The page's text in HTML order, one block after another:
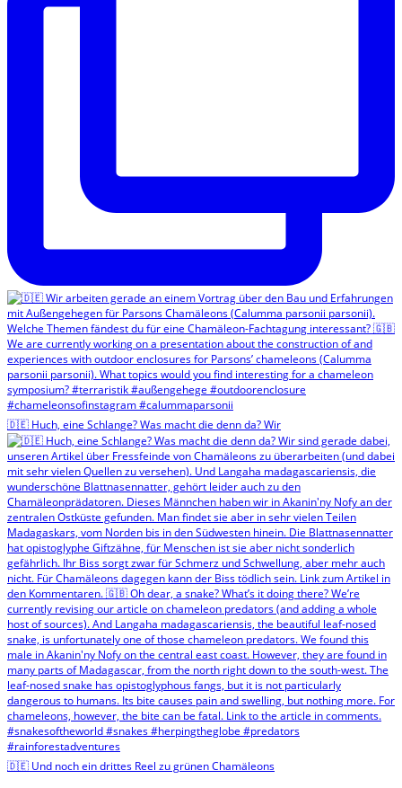
🇩🇪 Huch, eine Schlange? Was macht die denn da? Wir
🇩🇪 Und noch ein drittes Reel zu grünen Chamäleons